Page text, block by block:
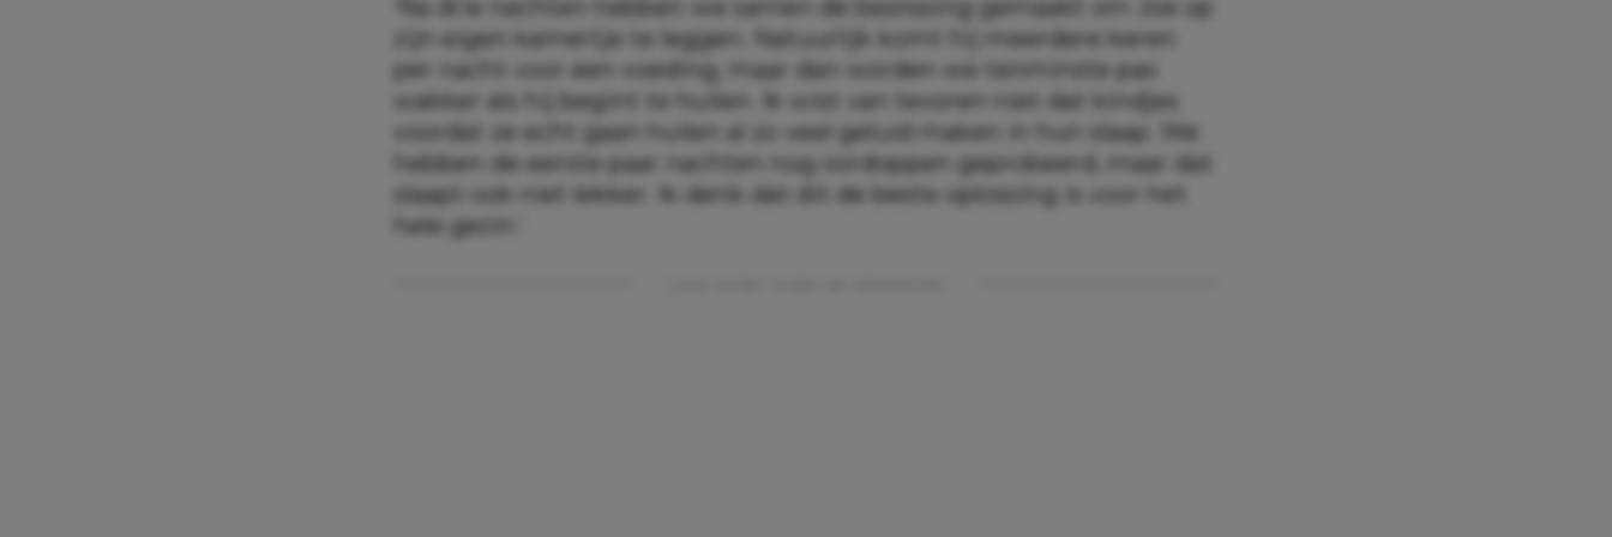
‘Na drie nachten hebben we samen de beslissing gemaakt om Joe op
zijn eigen kamertje te leggen. Natuurlijk komt hij meerdere keren
per nacht voor een voeding, maar dan worden we tenminste pas
wakker als hij begint te huilen. Ik wist van tevoren niet dat kindjes
voordat ze echt gaan huilen al zo veel geluid maken in hun slaap. We
hebben de eerste paar nachten nog oordoppen geprobeerd, maar dat
slaapt ook niet lekker. Ik denk dat dit de beste oplossing is voor het
hele gezin.’